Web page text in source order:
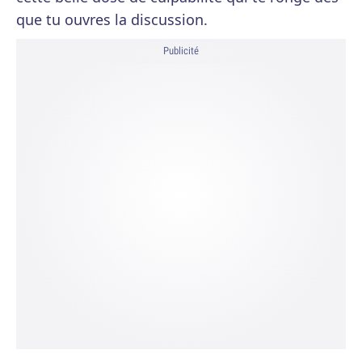
que tu ouvres la discussion.
Publicité